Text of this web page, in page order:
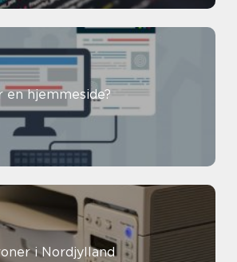
en hjemmeside?
i Nordjylland